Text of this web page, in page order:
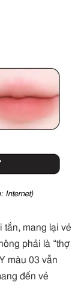
Internet)
tắn, mang lại vẻ
phải là “thợ
màu 03 vẫn
đến vẻ